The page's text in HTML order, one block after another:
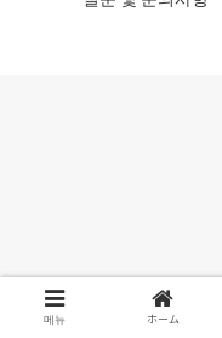
메뉴 ホーム